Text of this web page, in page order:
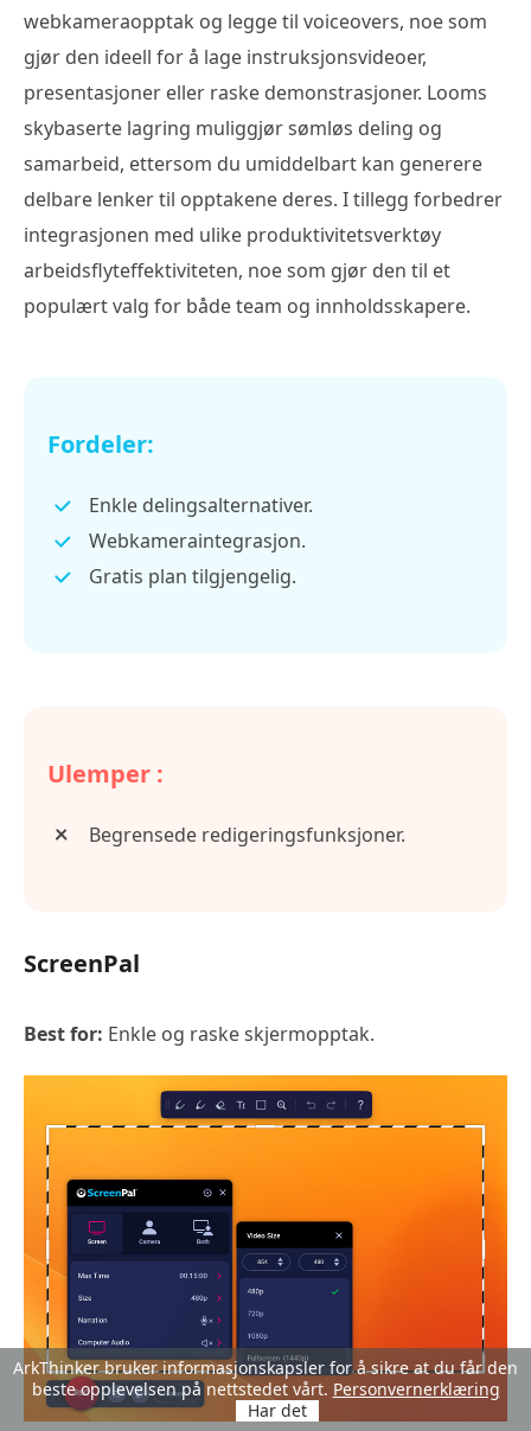
webkameraopptak og legge til voiceovers, noe som
gjør den ideell for å lage instruksjonsvideoer,
presentasjoner eller raske demonstrasjoner. Looms
skybaserte lagring muliggjør sømløs deling og
samarbeid, ettersom du umiddelbart kan generere
delbare lenker til opptakene deres. I tillegg forbedrer
integrasjonen med ulike produktivitetsverktøy
arbeidsflyteffektiviteten, noe som gjør den til et
populært valg for både team og innholdsskapere.
Fordeler:
Enkle delingsalternativer.
Webkameraintegrasjon.
Gratis plan tilgjengelig.
Ulemper :
Begrensede redigeringsfunksjoner.
ScreenPal
Best for: Enkle og raske skjermopptak.
ArkThinker bruker informasjonskapsler for å sikre at du får den
beste opplevelsen på nettstedet vårt. Personvernerklæring
Har det